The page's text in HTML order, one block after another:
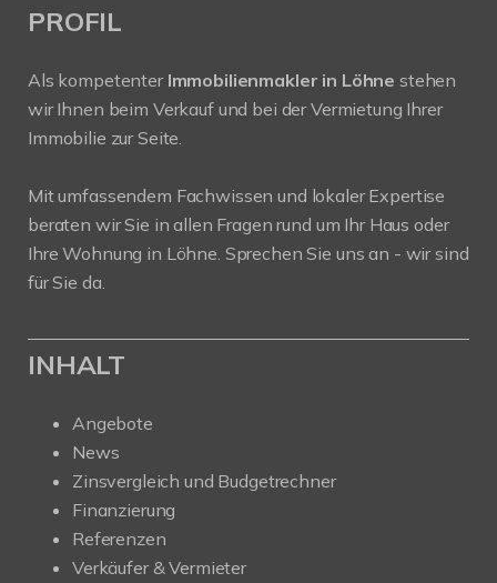
PROFIL
Als kompetenter Immobilienmakler in Löhne stehen
wir Ihnen beim Verkauf und bei der Vermietung Ihrer
Immobilie zur Seite.
Mit umfassendem Fachwissen und lokaler Expertise
beraten wir Sie in allen Fragen rund um Ihr Haus oder
Ihre Wohnung in Löhne. Sprechen Sie uns an - wir sind
für Sie da.
INHALT
Angebote
News
Zinsvergleich und Budgetrechner
Finanzierung
Referenzen
Verkäufer & Vermieter